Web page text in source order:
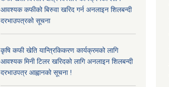
आवश्यक कफीको बिरुवा खरिद गर्न अनलाइन शिलबन्दी
दरभाउपत्रको सूचना
कृषि कफी खेति यान्त्रिकिकरण कार्यक्रमको लागि
आवश्यक मिनी टिलर खरिदको लागि अनलाइन शिलबन्दी
दरभाउपत्र आह्वानको सूचना !